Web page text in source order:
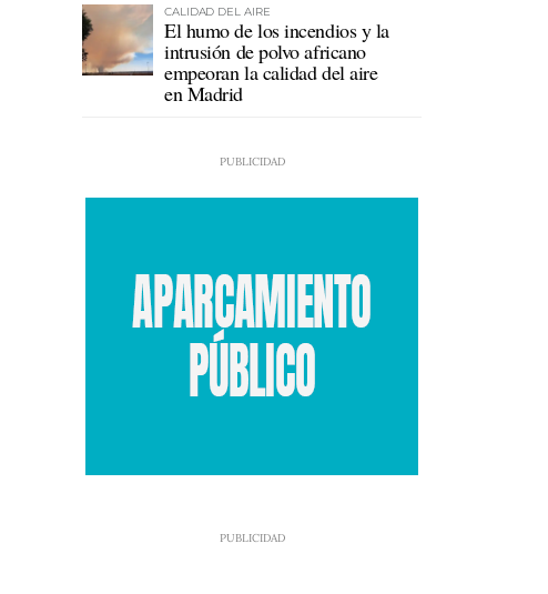
CALIDAD DEL AIRE
El humo de los incendios y la
intrusión de polvo africano
empeoran la calidad del aire
en Madrid